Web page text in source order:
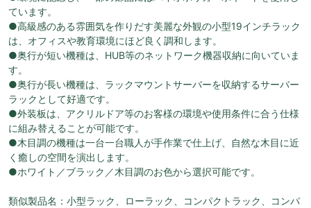
ています。
●高級感のある雰囲気を作りだす美麗な外観の小型19インチラック
は、オフィスや教育環境にほど良く調和します。
●奥行が短い機種は、HUB等のネットワーク機器収納に向いていま
す。
●奥行が長い機種は、ラックマウントサーバーを収納するサーバー
ラックとして好適です。
●外装板は、アクリルドア等のお客様の環境や使用条件に合う仕様
に組み替えることが可能です。
●木目調の機種は一台一台職人が手作業で仕上げ、自然な木目に近
く癒しの空間を演出します。
●ホワイト／ブラック／木目調のお色から選択可能です。
類似製品名：小型ラック、ローラック、コンパクトラック、コンパ